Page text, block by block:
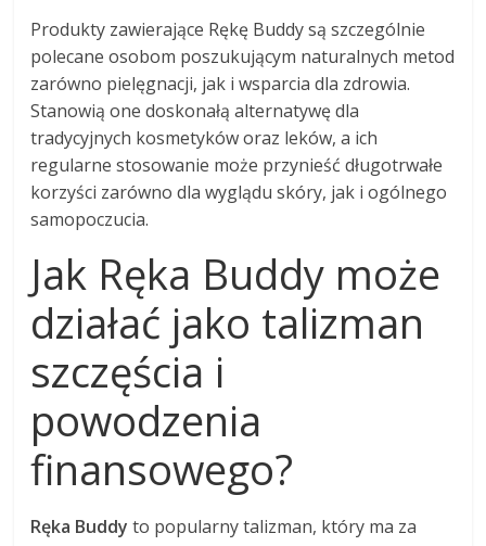
Produkty zawierające Rękę Buddy są szczególnie
polecane osobom poszukującym naturalnych metod
zarówno pielęgnacji, jak i wsparcia dla zdrowia.
Stanowią one doskonałą alternatywę dla
tradycyjnych kosmetyków oraz leków, a ich
regularne stosowanie może przynieść długotrwałe
korzyści zarówno dla wyglądu skóry, jak i ogólnego
samopoczucia.
Jak Ręka Buddy może
działać jako talizman
szczęścia i
powodzenia
finansowego?
Ręka Buddy to popularny talizman, który ma za